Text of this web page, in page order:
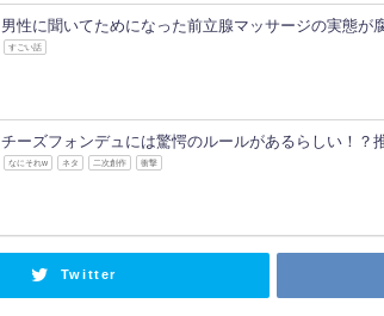
男性に聞いてためになった前立腺マッサージの実態が
すごい話
チーズフォンデュには驚愕のルールがあるらしい！？
なにそれw ネタ 二次創作 衝撃
Twitter